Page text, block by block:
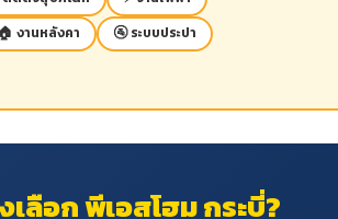
🏠 งานหลังคา 🚰 ระบบประปา
เลือก พีเอสโฮม กระบี่?